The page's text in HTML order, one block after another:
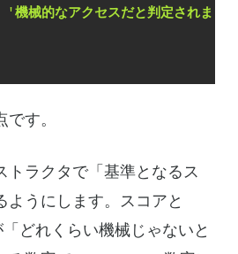
'機械的なアクセスだと判定されまし
す。
ラクタで「基準となるス
ようにします。スコアと
どれくらい機械じゃないと